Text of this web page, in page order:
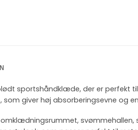
sportshåndklæde, der er perfekt
som giver høj absorberingsevne og
svømmehallen,